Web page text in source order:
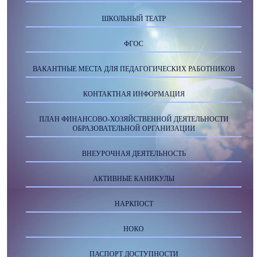
ШКОЛЬНЫЙ ТЕАТР
ФГОС
ВАКАНТНЫЕ МЕСТА ДЛЯ ПЕДАГОГИЧЕСКИХ РАБОТНИКОВ
КОНТАКТНАЯ ИНФОРМАЦИЯ
ПЛАН ФИНАНСОВО-ХОЗЯЙСТВЕННОЙ ДЕЯТЕЛЬНОСТИ
ОБРАЗОВАТЕЛЬНОЙ ОРГАНИЗАЦИИ
ВНЕУРОЧНАЯ ДЕЯТЕЛЬНОСТЬ
АКТИВНЫЕ КАНИКУЛЫ
НАРКПОСТ
НОКО
ПАСПОРТ ДОСТУПНОСТИ